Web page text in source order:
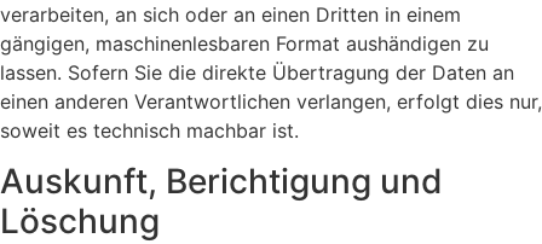
verarbeiten, an sich oder an einen Dritten in einem
gängigen, maschinenlesbaren Format aushändigen zu
lassen. Sofern Sie die direkte Übertragung der Daten an
einen anderen Verantwortlichen verlangen, erfolgt dies nur,
soweit es technisch machbar ist.
Auskunft, Berichtigung und
Löschung